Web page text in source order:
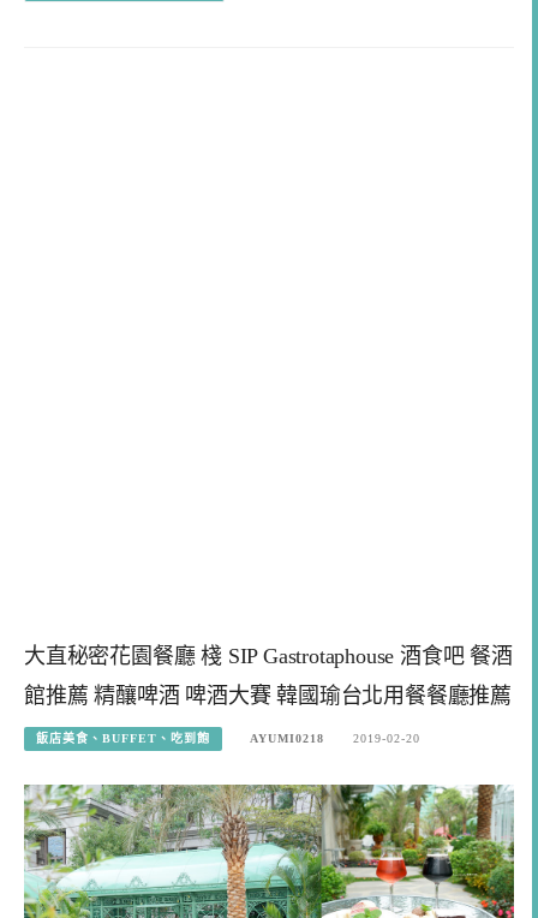
大直秘密花園餐廳 棧 SIP Gastrotaphouse 酒食吧 餐酒
館推薦 精釀啤酒 啤酒大賽 韓國瑜台北用餐餐廳推薦
飯店美食、BUFFET、吃到飽 AYUMI0218 2019-02-20